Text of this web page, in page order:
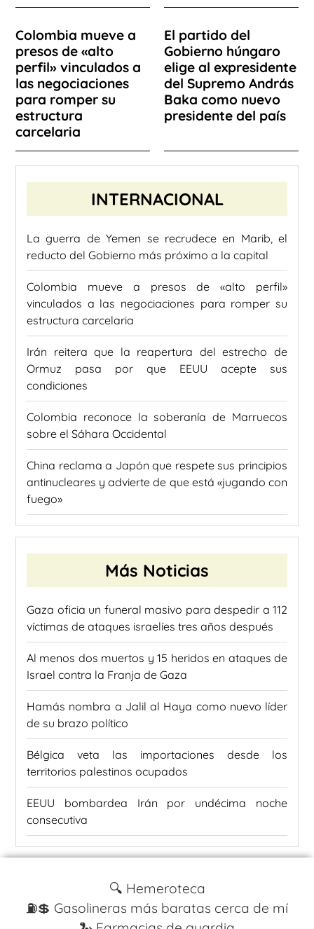
Colombia mueve a
presos de «alto
perfil» vinculados a
las negociaciones
para romper su
estructura
carcelaria
El partido del
Gobierno húngaro
elige al expresidente
del Supremo András
Baka como nuevo
presidente del país
INTERNACIONAL
La guerra de Yemen se recrudece en Marib, el
reducto del Gobierno más próximo a la capital
Colombia mueve a presos de «alto perfil»
vinculados a las negociaciones para romper su
estructura carcelaria
Irán reitera que la reapertura del estrecho de
Ormuz pasa por que EEUU acepte sus
condiciones
Colombia reconoce la soberanía de Marruecos
sobre el Sáhara Occidental
China reclama a Japón que respete sus principios
antinucleares y advierte de que está «jugando con
fuego»
Más Noticias
Gaza oficia un funeral masivo para despedir a 112
víctimas de ataques israelíes tres años después
Al menos dos muertos y 15 heridos en ataques de
Israel contra la Franja de Gaza
Hamás nombra a Jalil al Haya como nuevo líder
de su brazo político
Bélgica veta las importaciones desde los
territorios palestinos ocupados
EEUU bombardea Irán por undécima noche
consecutiva
🔍 Hemeroteca
⛽️💲 Gasolineras más baratas cerca de mí